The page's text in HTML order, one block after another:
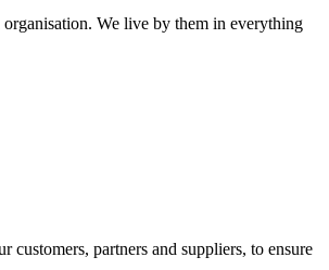
We live by them in everything
partners and suppliers, to ensure